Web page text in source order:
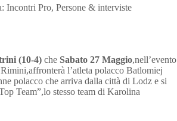
Incontri Pro, Persone & interviste
(10-4) che Sabato 27 Maggio,nell’evento
l’atleta polacco Batlomiej
polacco che arriva dalla città di Lodz e si
Team”,lo stesso team di Karolina